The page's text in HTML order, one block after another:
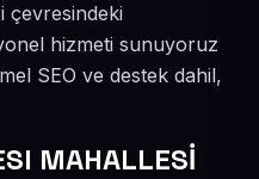
çevresindeki
hizmeti sunuyoruz
SEO ve destek dahil,
MAHALLESİ